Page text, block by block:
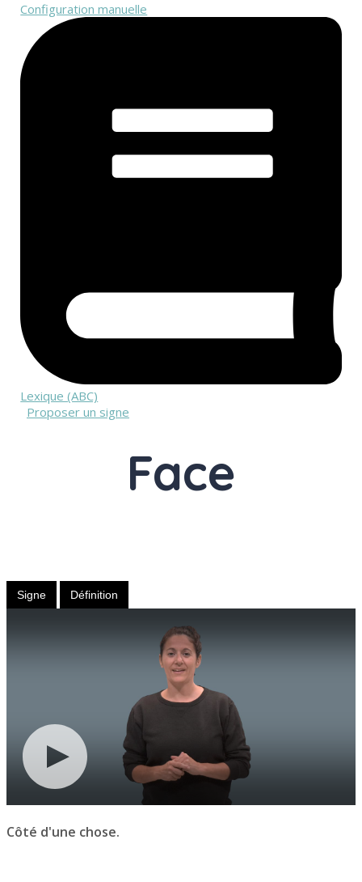
Configuration manuelle
Lexique (ABC)
Proposer un signe
Face
Signe Définition
Côté d'une chose.